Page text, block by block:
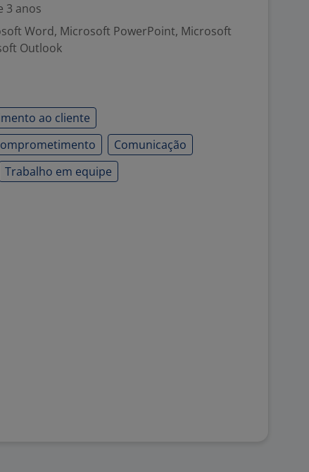
3 anos
Word, Microsoft PowerPoint, Microsoft
Outlook
ao cliente
Comunicação
Trabalho em equipe